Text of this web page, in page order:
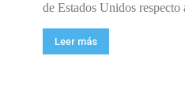
de Estados Unidos
Leer más